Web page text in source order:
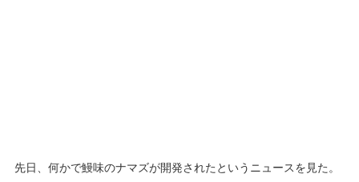
先日、何かで鰻味のナマズが開発されたというニュースを見た。